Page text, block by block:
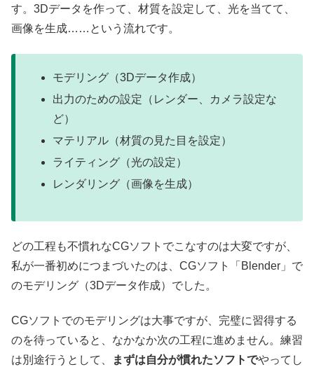
す。3Dデータを作って、材質を設定して、光を当てて、
画像を生成……という流れです。
モデリング（3Dデータ作成）
出力のための設定（レンダー、カメラ設定な
ど）
マテリアル（材質の見た目を設定）
ライティング（光の設定）
レンダリング（画像を生成）
どの工程も不慣れなCGソフトでこなすのは大変ですが、
私が一番初めにつまづいたのは、CGソフト「Blender」で
のモデリング（3Dデータ作成）でした。
CGソフトでのモデリングは大事ですが、完璧に習得する
のを待っていると、なかなか次の工程に進めません。練習
は別途行うとして、
まずは自分が慣れたソフトでやってし